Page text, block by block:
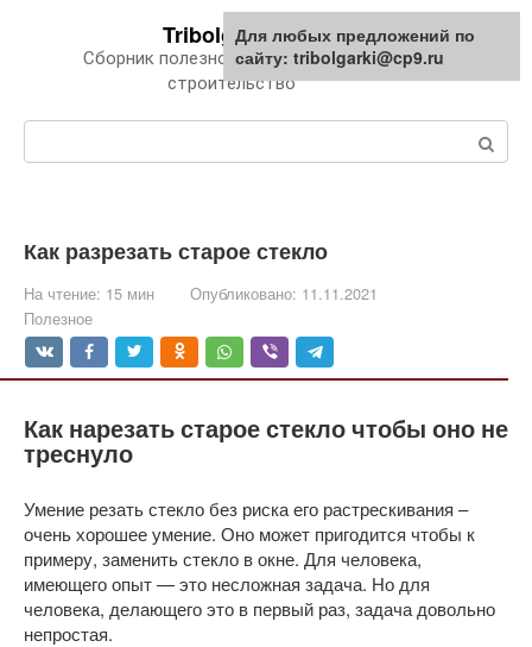
Tribolgarki.ru
Сборник полезной информации про
строительство
Как разрезать старое стекло
На чтение: 15 мин Опубликовано: 11.11.2021
Полезное
Как нарезать старое стекло чтобы оно не
треснуло
Умение резать стекло без риска его растрескивания –
очень хорошее умение. Оно может пригодится чтобы к
примеру, заменить стекло в окне. Для человека,
имеющего опыт — это несложная задача. Но для
человека, делающего это в первый раз, задача довольно
непростая.
Для любых предложений по
сайту: tribolgarki@cp9.ru